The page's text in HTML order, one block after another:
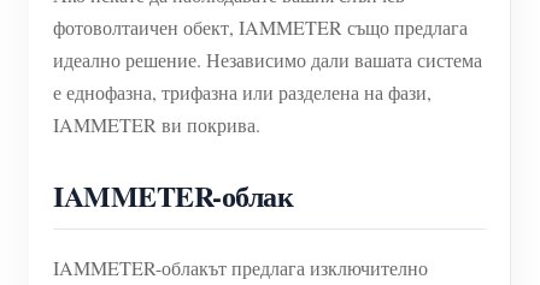
фотоволтаичен обект, IAMMETER също предлага
идеално решение. Независимо дали вашата система
е еднофазна, трифазна или разделена на фази,
IAMMETER ви покрива.
IAMMETER-облак
IAMMETER-облакът предлага изключително